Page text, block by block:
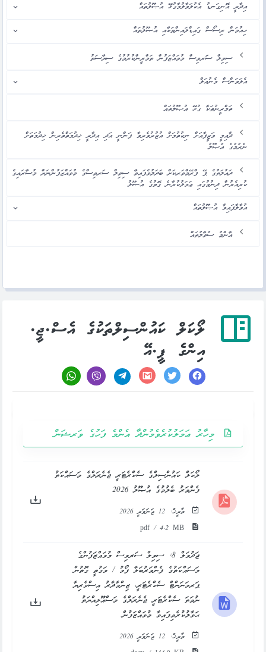
އިދާރީ އޮނިގަނޑު އެކުލަވާލުމާގުޅޭ އުޞޫލުތައް
ހިއުމަން ރިސޯސް ގައިޑްލައިންތަކާއި އުޞޫލުތައް
ސިވިލް ސަަރވިސް މުވައްޒަފުން ތަމްރީންކުރުމުގެ ސިޔާސަތު
އެލަވަންސް މެނުއަލް
ތަމްރީނުތަކާ ގުޅޭ އުޞޫލުތައް
ދާއިމީ ވަޒީފާއަށް ނިކުތުމަށް އުޒުރުވެރިވާ ފަންނީ އަދި އިދާރީ ޚިދުމަތްތެރިން ޚިދުމަތަށް
ނެރުމުގެ އުޞޫލު
ދައުލަތުގެ ޕޭ ފްރޭމްވަރކަށް ބަދަލުވެފައިވާ ސިވިލް ސަރވިސްގެ މުވައްޒަފުންނަށް މުސާރައިގެ
ކުރިއެރުން ދިނުމުގައި ޢަމަލުކުރާނެ ގޮތުގެ އުޞޫލު
އުވާލާފައިވާ އުޞޫލުތައް
އާންމު ސުވާލުތައް
ލޯކަލް ކައުންސިލްތަކުގެ އެސް.ޖީ.
އިންގެ ޕީ.އޭ
މިހާރު ޢަމަލުކުރެވެމުންދާ އެންމެ ފަހުގެ ވަރޝަން
ލޯކަލް ކައުންސިލްގެ ސެކްރެޓަރީ ޖެނެރަލްގެ މަސައްކަތު
ފެންވަރު ބެލުމުގެ އުޞޫލު 2026
ތާރީޚް: 12 ޖަނަވަރީ 2026
pdf / 4.2 MB
ޖަދުވަލް 8: ސިވިލް ސަރވިސް މުވައްޒަފުންގެ
މަސައްކަތުގެ ފެންވަރުބަލާ ފޯމު / ވަގުތީ ގޮތުން
ޕަރމަނަންޓް ސެކްރެޓަރީ، ޒިންމާދާރު އިސްވެރިޔާ
ނުވަތަ ސެކްރެޓަރީ ޖެނެރަލްގެ މަސްއޫލިއްޔަތު
ޙަވާލުކުރެވިފައިވާ މުވައްޒަފުން
ތާރީޚް: 12 ޖަނަވަރީ 2026